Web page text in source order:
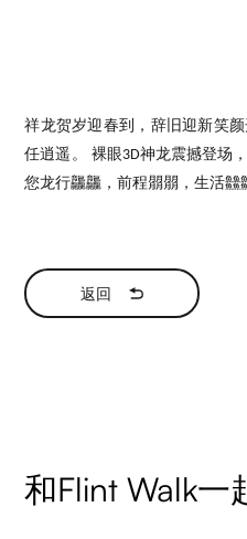
祥龙贺岁迎春到，辞旧迎新笑颜
任逍遥。
裸眼3D神龙震撼登场
您龙行龘龘，前程朤朤，生活䲜
返回
和Flint Walk一